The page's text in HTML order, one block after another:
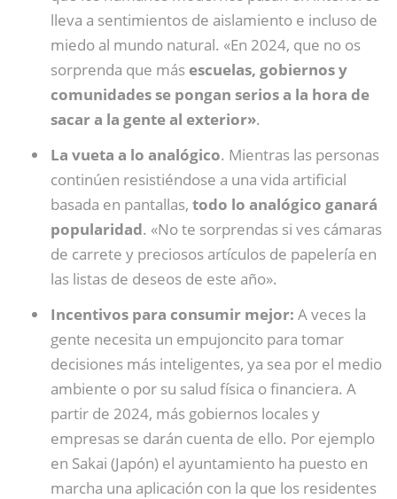
lleva a sentimientos de aislamiento e incluso de
miedo al mundo natural. «En 2024, que no os
sorprenda que másescuelas, gobiernos y
comunidades se pongan serios a la hora de
sacar a la gente al exterior».
La vueta a lo analógico. Mientras las personas
continúen resistiéndose a una vida artificial
basada en pantallas, todo lo analógico ganará
popularidad. «No te sorprendas si ves cámaras
de carrete y preciosos artículos de papelería en
las listas de deseos de este año».
Incentivos para consumir mejor: A veces la
gente necesita un empujoncito para tomar
decisiones más inteligentes, ya sea por el medio
ambiente o por su salud física o financiera. A
partir de 2024, más gobiernos locales y
empresas se darán cuenta de ello. Por ejemplo
en Sakai (Japón) el ayuntamiento ha puesto en
marcha una aplicación con la que los residentes